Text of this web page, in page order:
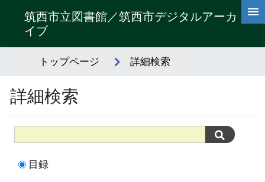
筑西市立図書館／筑西市デジタルアーカ
イブ
トップページ 詳細検索
詳細検索
目録